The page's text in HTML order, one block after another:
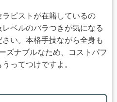
ピストが在籍しているの
ベルのバラつきが気になる
い。本格手技ながら全身も
ズナブルなため、コストパフ
ってつけですよ。